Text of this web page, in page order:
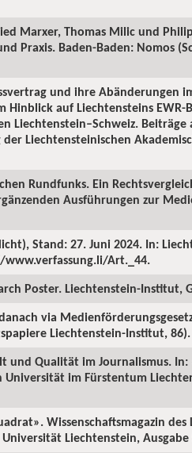
Marxer, Thomas Milic und
Praxis. Baden-Baden: Nomos
und ihre Abänderungen
auf Liechtensteins EWR-
Liechtenstein–Schweiz. Beiträge
Liechtensteinischen
Rundfunks. Ein
Ausführungen zur
Stand: 27. Juni 2024. In:
Art._44.
Poster. Liechtenstein-Institut,
via
Liechtenstein-Institut, 86).
und Qualität im Journalismus.
Universität im Fürstentum
Wissenschaftsmagazin
Liechtenstein, Ausgabe